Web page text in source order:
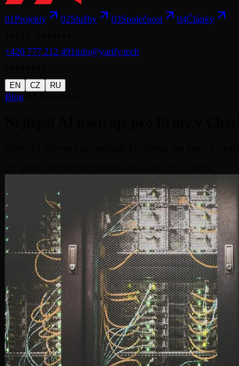
01Projekty 02Služby 03Společnost 04Články
+420 777 212 491info@yarify.tech
EN CZ RU
Blog